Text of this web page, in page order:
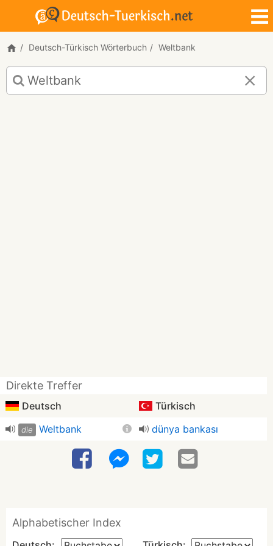
Deutsch-Türkisch Wörterbuch Weltbank
Deutsch-
Türkisch
Übersetzung
Direkte Treffer
Deutsch Türkisch
die Weltbank dünya bankası
Alphabetischer Index